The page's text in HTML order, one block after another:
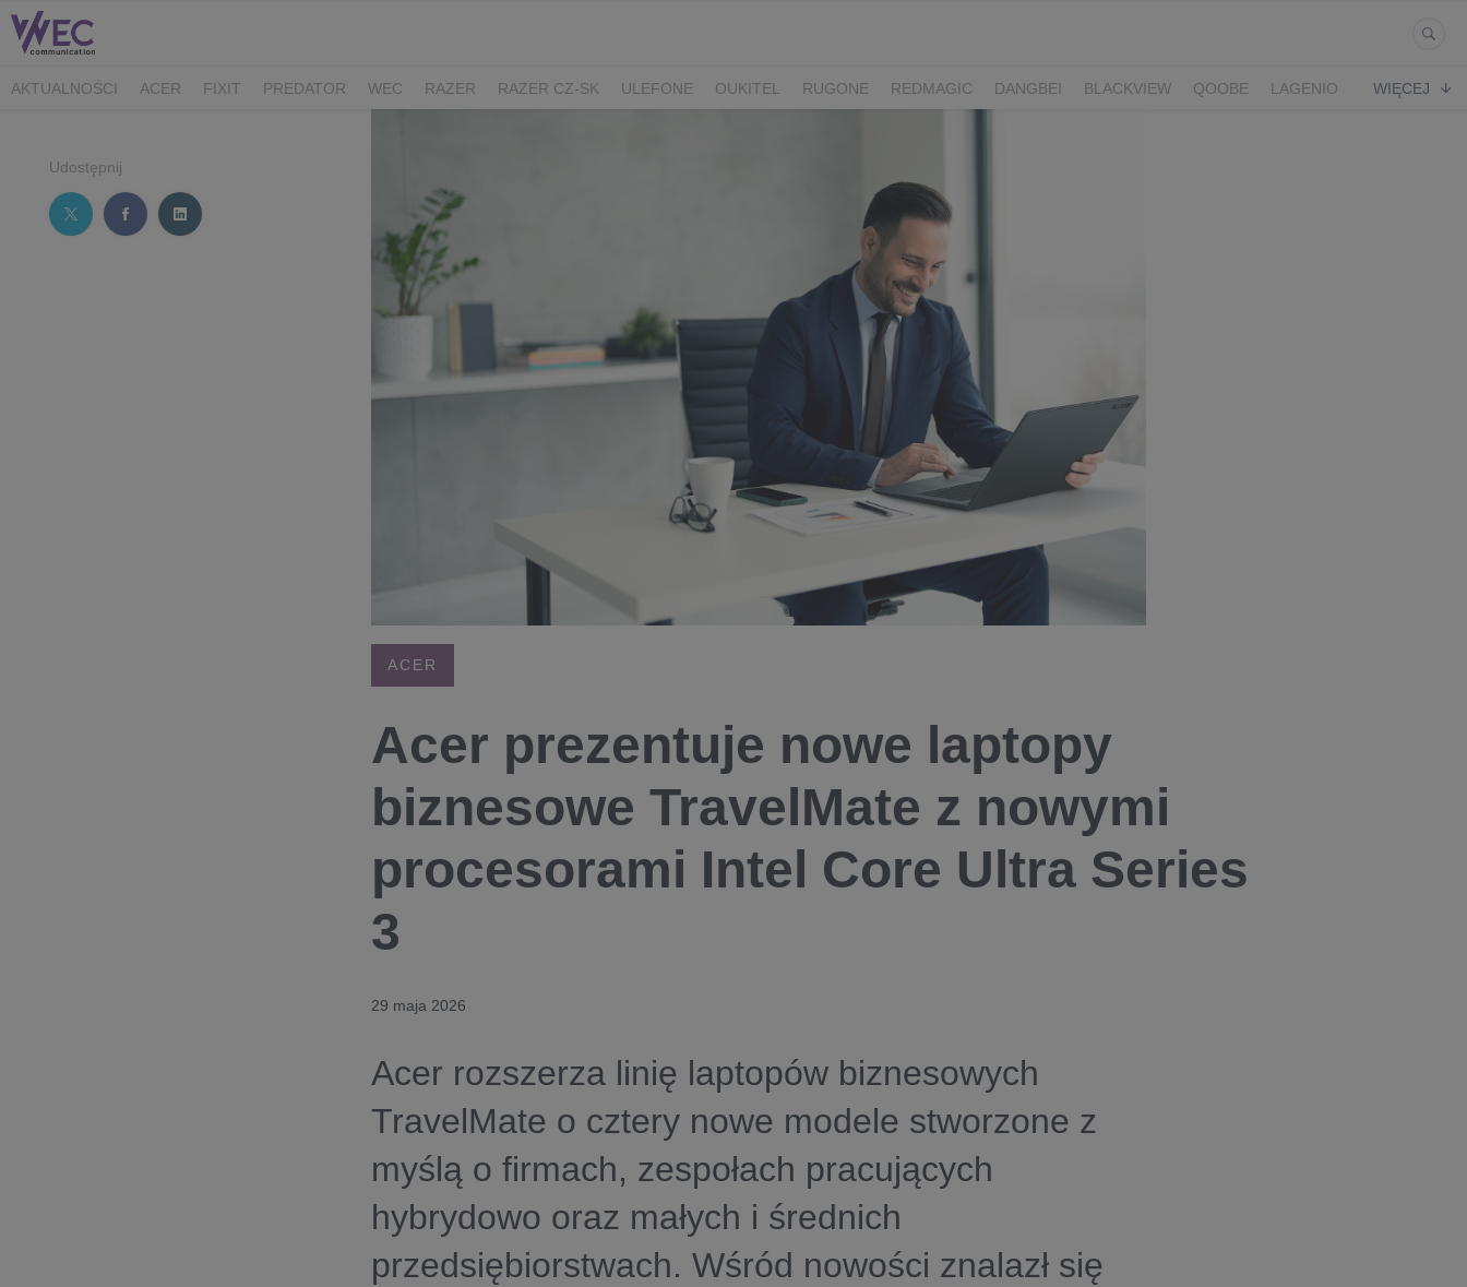
AKTUALNOŚCI ACER FIXIT PREDATOR WEC RAZER RAZER CZ-SK ULEFONE OUKITEL RUGONE REDMAGIC DANGBEI BLACKVIEW QOOBE
LAGENIO
WIĘCEJ
Udostępnij
ACER
Acer prezentuje nowe laptopy
biznesowe TravelMate z nowymi
procesorami Intel Core Ultra Series
3
29 maja 2026
Acer rozszerza linię laptopów biznesowych
TravelMate o cztery nowe modele stworzone z
myślą o firmach, zespołach pracujących
hybrydowo oraz małych i średnich
przedsiębiorstwach. Wśród nowości znalazł się